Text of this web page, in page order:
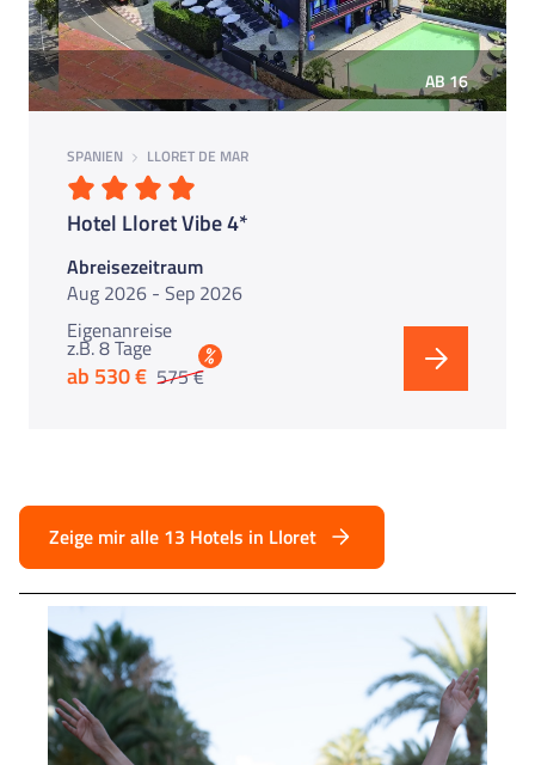
AB 16
SPANIEN LLORET DE MAR
Hotel Lloret Vibe 4*
Abreisezeitraum
Aug 2026 - Sep 2026
Eigenanreise
z.B. 8 Tage
ab 530 € 575 €
%
Zeige mir alle 13 Hotels in Lloret